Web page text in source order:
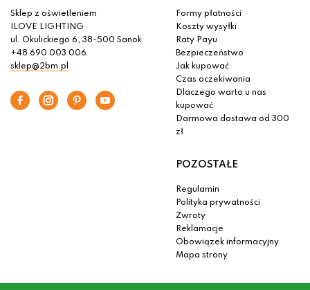
Sklep z oświetleniem
ILOVE LIGHTING
ul. Okulickiego 6, 38-500 Sanok
+48 690 003 006
sklep@2bm.pl
Formy płatności
Koszty wysyłki
Raty Payu
Bezpieczeństwo
Jak kupować
Czas oczekiwania
Dlaczego warto u nas
kupować
Darmowa dostawa od 300
zł
POZOSTAŁE
Regulamin
Polityka prywatności
Zwroty
Reklamacje
Obowiązek informacyjny
Mapa strony